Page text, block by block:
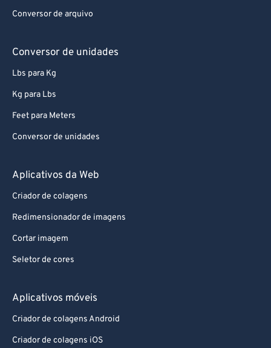
Conversor de arquivo
Conversor de unidades
Lbs para Kg
Kg para Lbs
Feet para Meters
Conversor de unidades
Aplicativos da Web
Criador de colagens
Redimensionador de imagens
Cortar imagem
Seletor de cores
Aplicativos móveis
Criador de colagens Android
Criador de colagens iOS